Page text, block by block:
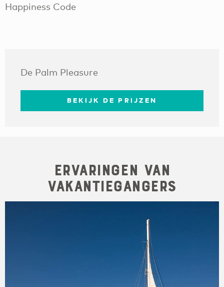
Happiness Code
De Palm Pleasure
BEKIJK DE PRIJZEN
Ervaringen van
Vakantiegangers